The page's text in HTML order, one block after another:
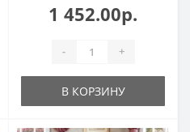
1 452.00р.
- +
В КОРЗИНУ